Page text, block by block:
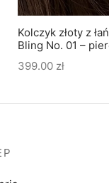
Kolczyk złoty z
Bling No. 01 –
399.00 zł